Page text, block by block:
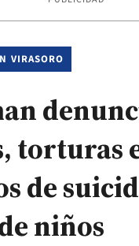
VIRASORO
torturas
de
niños